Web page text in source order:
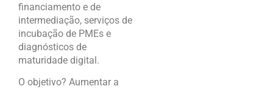
financiamento e de
intermediação, serviços de
incubação de PMEs e
diagnósticos de
maturidade digital.
O objetivo? Aumentar a